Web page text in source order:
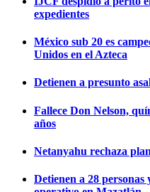
expedientes
México sub 20 es
Unidos en el Azteca
Detienen a presunto
Fallece Don Nelson,
años
Netanyahu rechaza
Detienen a 28